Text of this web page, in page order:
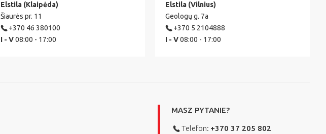
Elstila (Klaipėda)
Šiaurės pr. 11
+370 46 380100
I - V08:00 - 17:00
Elstila (Vilnius)
Geologų g. 7a
+370 5 2104888
I - V08:00 - 17:00
MASZ PYTANIE?
Telefon: +370 37 205 802